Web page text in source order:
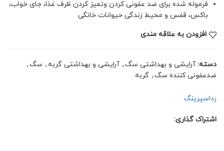
فرموله شده برای ضد عفونى كردن وتمیز كردن ظرف غذا، جاى خواب،
باكس، قفس و محیط زندگی حیوانات خانگى
افزودن به علاقه مندی
دسته: آرایشی و بهداشتی سگ, آرایشی و بهداشتی گربه , سگ,
ضدعفونی کننده سگ, گربه
رداسپرینگ
اشتراک گذاری: